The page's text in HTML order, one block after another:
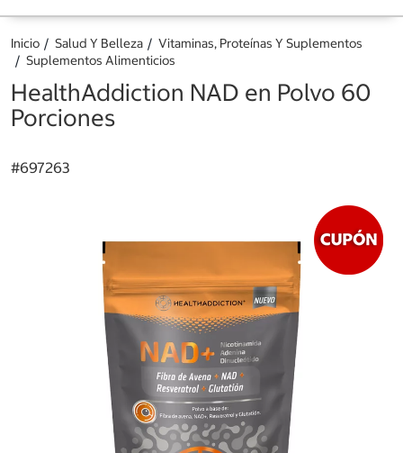
Inicio Salud Y Belleza
Vitaminas, Proteínas Y Suplementos
Suplementos Alimenticios
HealthAddiction NAD en Polvo 60
Porciones
#697263